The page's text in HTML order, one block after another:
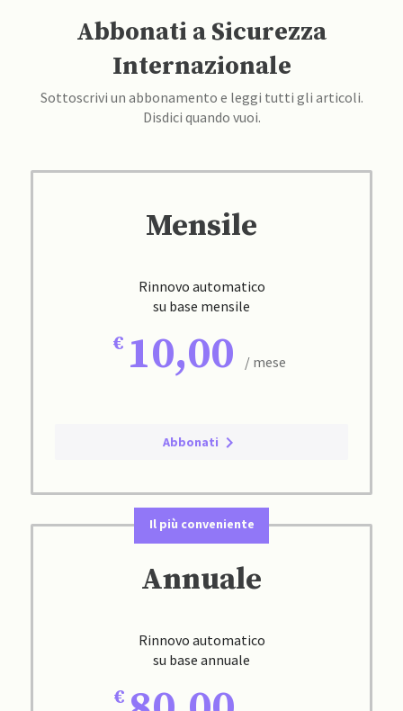
Abbonati a Sicurezza
Internazionale
Sottoscrivi un abbonamento e leggi tutti gli articoli.
Disdici quando vuoi.
Mensile
Rinnovo automatico
su base mensile
10,00 / mese
Abbonati
Il più conveniente
Annuale
Rinnovo automatico
su base annuale